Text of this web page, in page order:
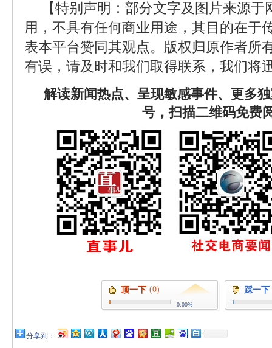
【特别声明：部分文字及图片来源
用，不具有任何商业用途，其目的在于
表本平台赞同其观点。版权归原作者所
有误，请及时和我们取得联系，我们将
解读新闻热点、呈现敏感事件、更多
号，扫描二维码免费
顶一下 (0)
0.00%
踩一下
分享到：